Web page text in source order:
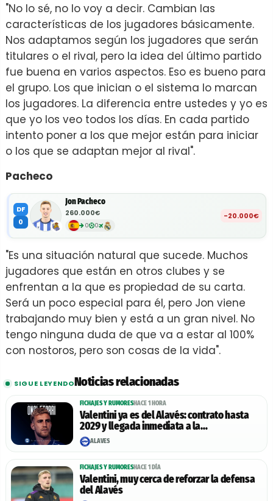
"No lo sé, no lo voy a decir. Cambian las
características de los jugadores básicamente.
Nos adaptamos según los jugadores que serán
titulares o el rival, pero la idea del último partido
fue buena en varios aspectos. Eso es bueno para
el grupo. Los que inician o el sistema lo marcan
los jugadores. La diferencia entre ustedes y yo es
que yo los veo todos los días. En cada partido
intento poner a los que mejor están para iniciar
o los que se adaptan mejor al rival".
Pacheco
DF
0
Jon Pacheco
260.000€
0 0
-20.000€
"Es una situación natural que sucede. Muchos
jugadores que están en otros clubes y se
enfrentan a la que es propiedad de su carta.
Será un poco especial para él, pero Jon viene
trabajando muy bien y está a un gran nivel. No
tengo ninguna duda de que va a estar al 100%
con nostoros, pero son cosas de la vida".
SIGUE LEYENDONoticias relacionadas
FICHAJES Y RUMORESHACE 1 HORA
Valentini ya es del Alavés: contrato hasta
2029 y llegada inmediata a la
pretemporada
ALAVÉS
FICHAJES Y RUMORESHACE 1 DÍA
Valentini, muy cerca de reforzar la defensa
del Alavés